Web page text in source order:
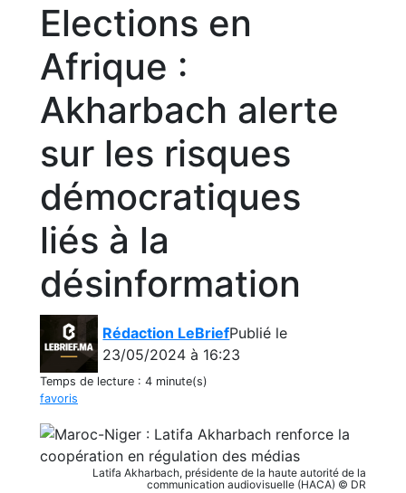
Elections en
Afrique :
Akharbach alerte
sur les risques
démocratiques
liés à la
désinformation
Rédaction LeBriefPublié le
23/05/2024 à 16:23
Temps de lecture : 4 minute(s)
favoris
Latifa Akharbach, présidente de la haute autorité de la
communication audiovisuelle (HACA) © DR